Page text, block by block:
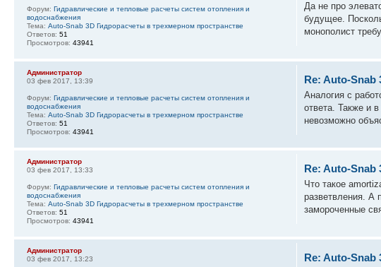
Да не про
будущее.
монополист
Форум: Гидравлические и тепловые расчеты систем отопления и
водоснабжения
Тема: Auto-Snab 3D Гидрорасчеты в трехмерном пространстве
Ответов: 51
Просмотров: 43941
Re: Auto-Snab
Аналогия с
ответа. Также и
невозможно
Администратор
03 фев 2017, 13:39
Форум: Гидравлические и тепловые расчеты систем отопления и
водоснабжения
Тема: Auto-Snab 3D Гидрорасчеты в трехмерном пространстве
Ответов: 51
Просмотров: 43941
Re: Auto-Snab
Что такое
разветвления. А
замороченные
Администратор
03 фев 2017, 13:33
Форум: Гидравлические и тепловые расчеты систем отопления и
водоснабжения
Тема: Auto-Snab 3D Гидрорасчеты в трехмерном пространстве
Ответов: 51
Просмотров: 43941
Re: Auto-Snab
Администратор
03 фев 2017, 13:23